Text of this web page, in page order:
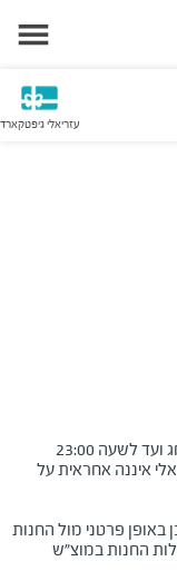
עזריאלי גיפטקארד
לשעה 23:00
איננה אחראית על
פרטני מול החנות
החנות במוצ"ש